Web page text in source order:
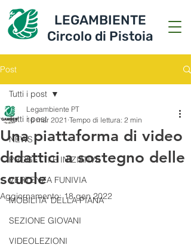
LEGAMBIENTE
Circolo di Pistoia
Post
Tutti i post
NEWS
PROGETTI E INIZIATIVE
VERTENZA FUNIVIA
MOBILITA' DELLA PIANA
SEZIONE GIOVANI
VIDEOLEZIONI
Tutti i post
Una piattaforma di video
didattici a sostegno delle
scuole
Legambiente PT
16 mar 2021 Tempo di lettura: 2 min
Aggiornamento:18 gen 2022